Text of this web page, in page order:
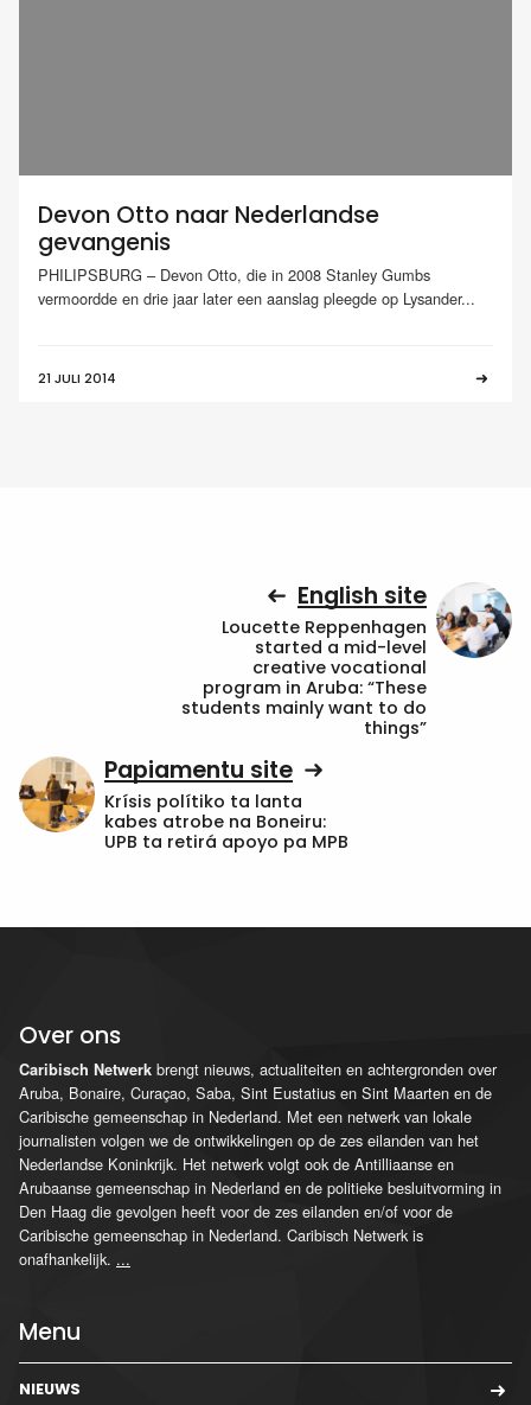
Devon Otto naar Nederlandse
gevangenis
PHILIPSBURG – Devon Otto, die in 2008 Stanley Gumbs
vermoordde en drie jaar later een aanslag pleegde op Lysander...
21 JULI 2014
English site
Loucette Reppenhagen
started a mid-level
creative vocational
program in Aruba: “These
students mainly want to do
things”
Papiamentu site
Krísis polítiko ta lanta
kabes atrobe na Boneiru:
UPB ta retirá apoyo pa MPB
Over ons
Caribisch Netwerk brengt nieuws, actualiteiten en achtergronden over
Aruba, Bonaire, Curaçao, Saba, Sint Eustatius en Sint Maarten en de
Caribische gemeenschap in Nederland. Met een netwerk van lokale
journalisten volgen we de ontwikkelingen op de zes eilanden van het
Nederlandse Koninkrijk. Het netwerk volgt ook de Antilliaanse en
Arubaanse gemeenschap in Nederland en de politieke besluitvorming in
Den Haag die gevolgen heeft voor de zes eilanden en/of voor de
Caribische gemeenschap in Nederland. Caribisch Netwerk is
onafhankelijk. ...
Menu
NIEUWS